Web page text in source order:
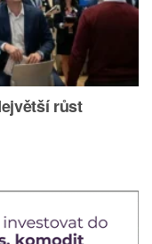
růst